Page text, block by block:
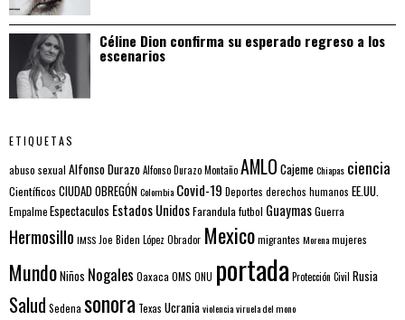
Céline Dion confirma su esperado regreso a los
escenarios
ETIQUETAS
abuso sexual Alfonso DurazoAlfonso Durazo MontañoAMLO CajemeChiapas ciencia
Científicos CIUDAD OBREGÓNColombia Covid-19 Deportes derechos humanos EE.UU.
EmpalmeEspectaculos Estados UnidosFarandulafutbol GuaymasGuerra
Hermosillo IMSS Joe Biden López Obrador Mexicomigrantes Morenamujeres
MundoNiños Nogales Oaxaca OMS ONU portada Protección Civil Rusia
Salud Sedena sonora Texas Ucraniaviolenciaviruela del mono